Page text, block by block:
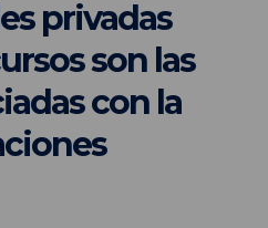
privadas
son las
con la